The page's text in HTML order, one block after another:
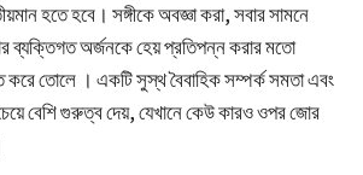
হতে হবে। সঙ্গীকে অবজ্ঞা করা, সবার সামনে
ব্যক্তিগত অর্জনকে হেয় প্রতিপন্ন করার মতো
করে তোলে । একটি সুস্থ বৈবাহিক সম্পর্ক সমতা এবং
বেশি গুরুত্ব দেয়, যেখানে কেউ কারও ওপর জোর